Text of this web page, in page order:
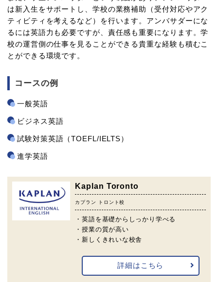
は新入生をサポートし、学校の業務補助（受付対応やアク
ティビティを考えるなど）を行います。アンバサダーにな
るには英語力も必要ですが、責任感も重要になります。学
校の運営側の仕事を見ることができる貴重な経験も積むこ
とができる環境です。
コースの例
一般英語
ビジネス英語
試験対策英語（TOEFL/IELTS）
進学英語
Kaplan Toronto
カプラン トロント校
・英語を基礎からしっかり学べる
・授業の質が高い
・新しくきれいな校舎
詳細はこちら